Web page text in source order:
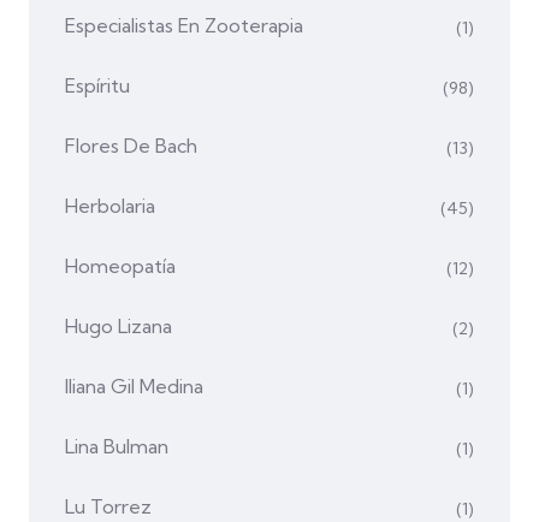
Especialistas En Zooterapia (1)
Espíritu (98)
Flores De Bach (13)
Herbolaria (45)
Homeopatía (12)
Hugo Lizana (2)
Iliana Gil Medina (1)
Lina Bulman (1)
Lu Torrez (1)